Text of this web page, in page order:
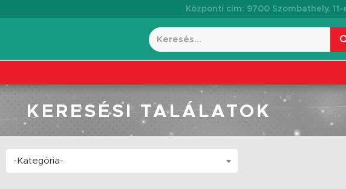
Központi cím: 9700 Szombathely, 11-
KERESÉSI TALÁLATOK
-Kategória-